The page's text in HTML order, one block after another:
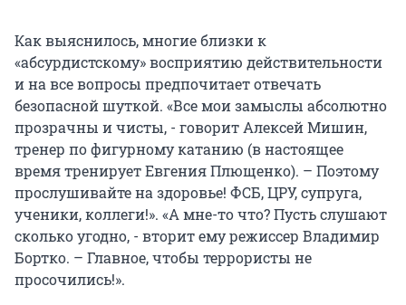
Как выяснилось, многие близки к
«абсурдистскому» восприятию действительности
и на все вопросы предпочитает отвечать
безопасной шуткой. «Все мои замыслы абсолютно
прозрачны и чисты, - говорит Алексей Мишин,
тренер по фигурному катанию (в настоящее
время тренирует Евгения Плющенко). – Поэтому
прослушивайте на здоровье! ФСБ, ЦРУ, супруга,
ученики, коллеги!». «А мне-то что? Пусть слушают
сколько угодно, - вторит ему режиссер Владимир
Бортко. – Главное, чтобы террористы не
просочились!».